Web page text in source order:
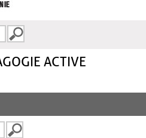
ACTIVE